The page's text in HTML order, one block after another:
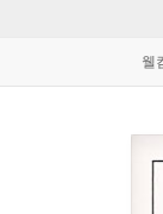
웰